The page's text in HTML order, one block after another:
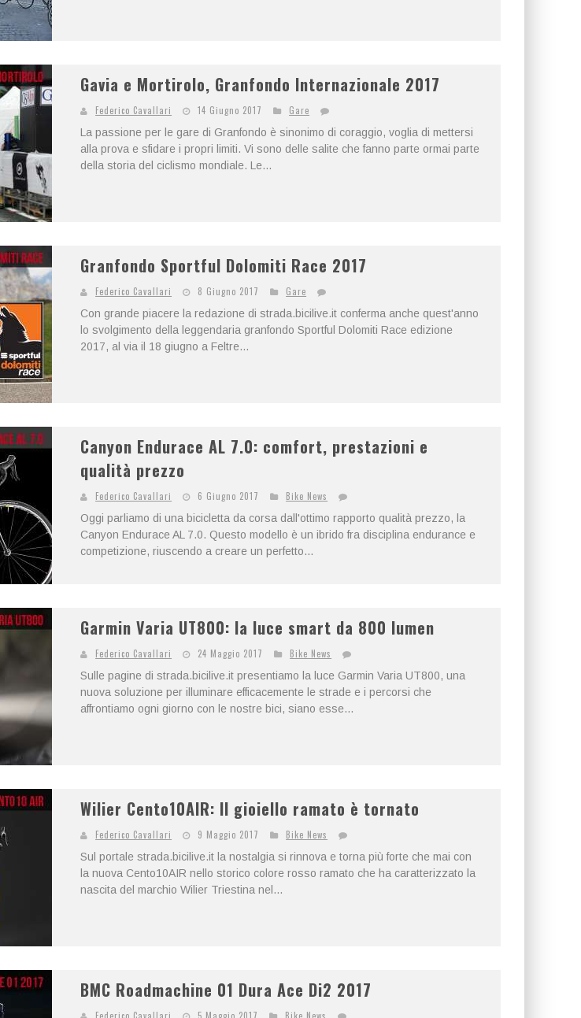
Gavia e Mortirolo, Granfondo Internazionale 2017
Federico Cavallari 14 Giugno 2017
Gare
La passione per le gare di Granfondo è sinonimo di coraggio, voglia di mettersi
alla prova e sfidare i propri limiti. Vi sono delle salite che fanno parte ormai parte
della storia del ciclismo mondiale. Le...
Granfondo Sportful Dolomiti Race 2017
Federico Cavallari 8 Giugno 2017
Gare
Con grande piacere la redazione di strada.bicilive.it conferma anche quest'anno
lo svolgimento della leggendaria granfondo Sportful Dolomiti Race edizione
2017, al via il 18 giugno a Feltre...
Canyon Endurace AL 7.0: comfort, prestazioni e
qualità prezzo
Federico Cavallari 6 Giugno 2017
Bike News
Oggi parliamo di una bicicletta da corsa dall'ottimo rapporto qualità prezzo, la
Canyon Endurace AL 7.0. Questo modello è un ibrido fra disciplina endurance e
competizione, riuscendo a creare un perfetto...
Garmin Varia UT800: la luce smart da 800 lumen
Federico Cavallari 24 Maggio 2017
Bike News
Sulle pagine di strada.bicilive.it presentiamo la luce Garmin Varia UT800, una
nuova soluzione per illuminare efficacemente le strade e i percorsi che
affrontiamo ogni giorno con le nostre bici, siano esse...
Wilier Cento10AIR: Il gioiello ramato è tornato
Federico Cavallari 9 Maggio 2017
Bike News
Sul portale strada.bicilive.it la nostalgia si rinnova e torna più forte che mai con
la nuova Cento10AIR nello storico colore rosso ramato che ha caratterizzato la
nascita del marchio Wilier Triestina nel...
BMC Roadmachine 01 Dura Ace Di2 2017